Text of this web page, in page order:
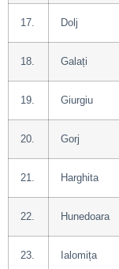
17. Dolj
18. Galați
19. Giurgiu
20. Gorj
21. Harghita
22. Hunedoara
23. Ialomița